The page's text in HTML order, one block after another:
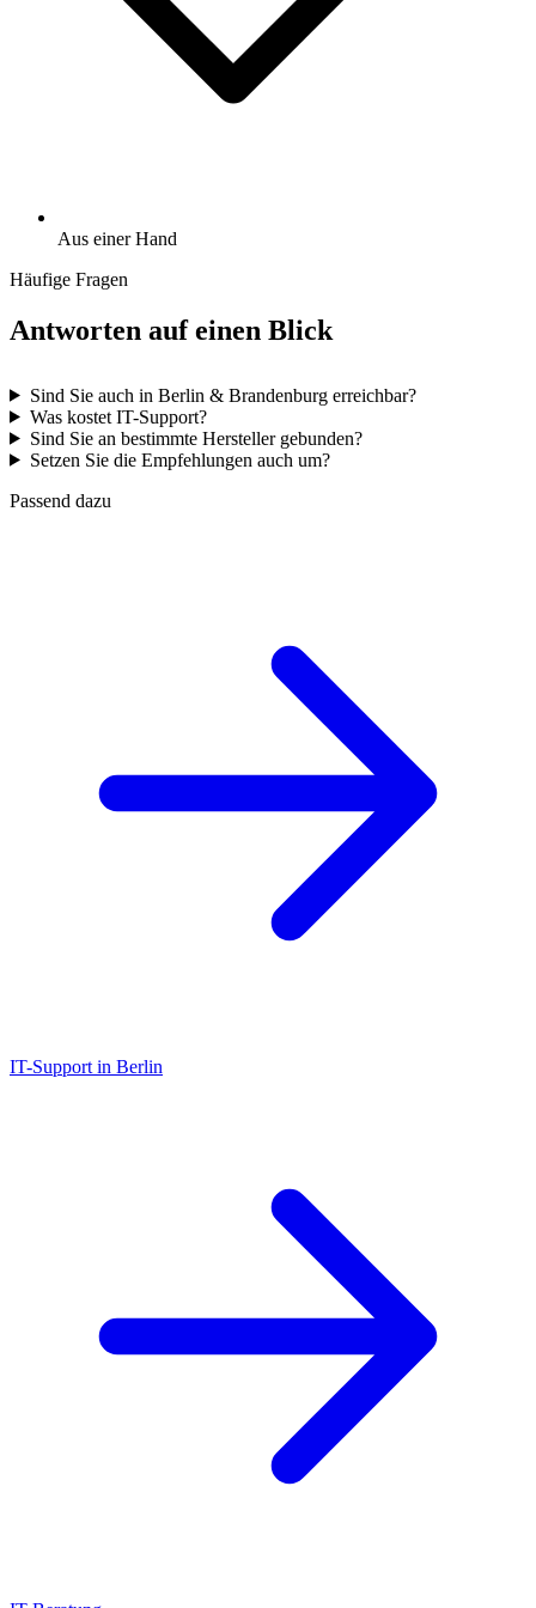
Aus einer Hand
Häufige Fragen
Antworten auf einen Blick
Sind Sie auch in Berlin & Brandenburg erreichbar?
Was kostet IT-Support?
Sind Sie an bestimmte Hersteller gebunden?
Setzen Sie die Empfehlungen auch um?
Passend dazu
IT-Support in Berlin